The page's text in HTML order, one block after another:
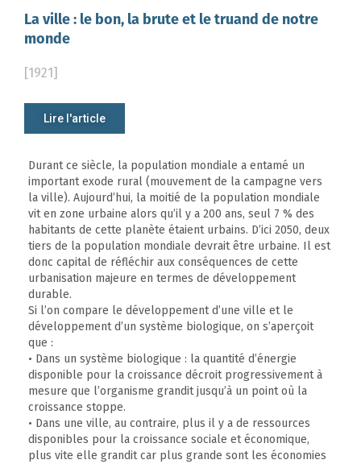
La ville : le bon, la brute et le truand de notre
monde
[1921]
Lire l'article
Durant ce siècle, la population mondiale a entamé un
important exode rural (mouvement de la campagne vers
la ville). Aujourd’hui, la moitié de la population mondiale
vit en zone urbaine alors qu’il y a 200 ans, seul 7 % des
habitants de cette planète étaient urbains. D’ici 2050, deux
tiers de la population mondiale devrait être urbaine. Il est
donc capital de réfléchir aux conséquences de cette
urbanisation majeure en termes de développement
durable.
Si l’on compare le développement d’une ville et le
développement d’un système biologique, on s’aperçoit
que :
• Dans un système biologique : la quantité d’énergie
disponible pour la croissance décroit progressivement à
mesure que l’organisme grandit jusqu’à un point où la
croissance stoppe.
• Dans une ville, au contraire, plus il y a de ressources
disponibles pour la croissance sociale et économique,
plus vite elle grandit car plus grande sont les économies